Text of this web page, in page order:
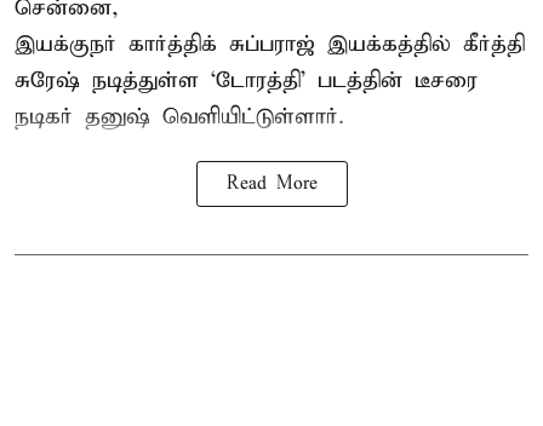
சென்னை,
இயக்குநர் கார்த்திக் சுப்பராஜ் இயக்கத்தில் கீர்த்தி
சுரேஷ் நடித்துள்ள `டோரத்தி' படத்தின் டீசரை
நடிகர் தனுஷ் வெளியிட்டுள்ளார்.
Read More